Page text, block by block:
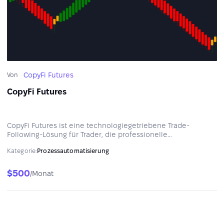
Von CopyFi Futures
CopyFi Futures
CopyFi Futures ist eine technologiegetriebene Trade-
Following-Lösung für Trader, die professionelle
über ihre Konten behalten möchten.
Kategorie: Prozessautomatisierung
$500/Monat